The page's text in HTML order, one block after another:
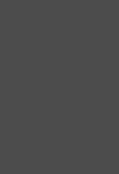
i zwiększa
realme
żądnych błędów